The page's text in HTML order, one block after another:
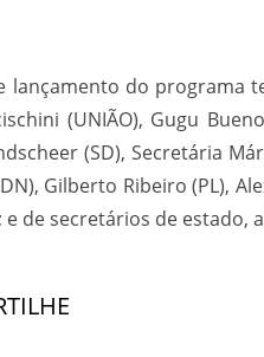
lançamento do programa
(UNIÃO), Gugu
(SD), Secretária
Gilberto Ribeiro (PL),
e de secretários de